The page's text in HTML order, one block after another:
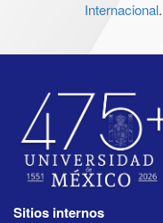
Internacional.
Sitios internos